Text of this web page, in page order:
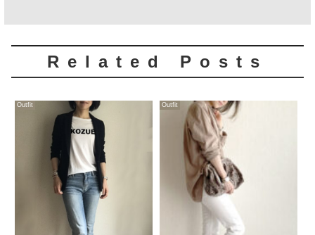
Related Posts
Outfit Outfit